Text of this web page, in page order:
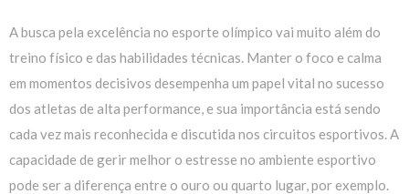
A busca pela excelência no esporte olímpico vai muito além do
treino físico e das habilidades técnicas. Manter o foco e calma
em momentos decisivos desempenha um papel vital no sucesso
dos atletas de alta performance, e sua importância está sendo
cada vez mais reconhecida e discutida nos circuitos esportivos. A
capacidade de gerir melhor o estresse no ambiente esportivo
pode ser a diferença entre o ouro ou quarto lugar, por exemplo.